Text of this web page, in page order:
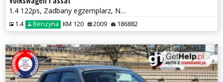
1.4 122ps, Zadbany egzemplarz, Nowy rozrząd
1.4 Benzyna KM 120 2009 186882